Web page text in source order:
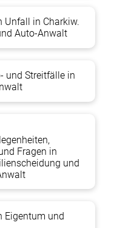
Unfall in Charkiw.
Auto-Anwalt
und Streitfälle in
Fragen in
und
Eigentum und